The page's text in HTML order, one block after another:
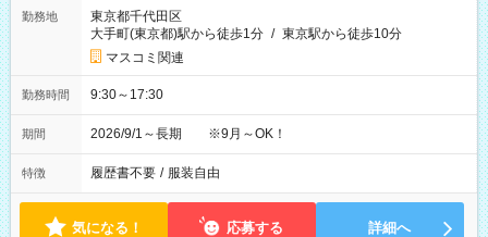
勤務地
東京都千代田区
大手町(東京都)駅から徒歩1分 / 東京駅から徒歩10分
マスコミ関連
勤務時間 9:30～17:30
期間 2026/9/1～長期 ※9月～OK！
特徴 履歴書不要 / 服装自由
気になる！ 応募する 詳細へ